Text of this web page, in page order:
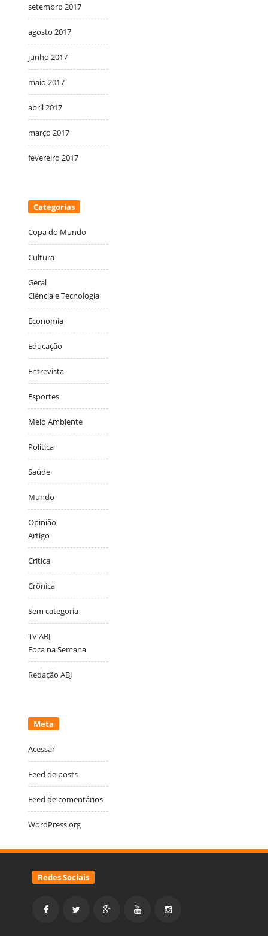
setembro 2017
agosto 2017
junho 2017
maio 2017
abril 2017
março 2017
fevereiro 2017
Categorias
Copa do Mundo
Cultura
Geral
Ciência e Tecnologia
Economia
Educação
Entrevista
Esportes
Meio Ambiente
Política
Saúde
Mundo
Opinião
Artigo
Crítica
Crônica
Sem categoria
TV ABJ
Foca na Semana
Redação ABJ
Meta
Acessar
Feed de posts
Feed de comentários
WordPress.org
Redes Sociais